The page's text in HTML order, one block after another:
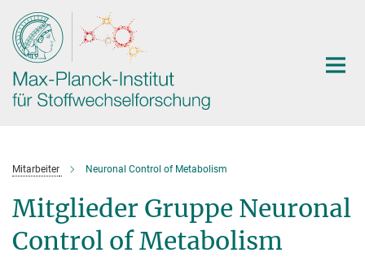
Hauptinhalt
Mitarbeiter Neuronal Control of Metabolism
Mitglieder Gruppe Neuronal
Control of Metabolism